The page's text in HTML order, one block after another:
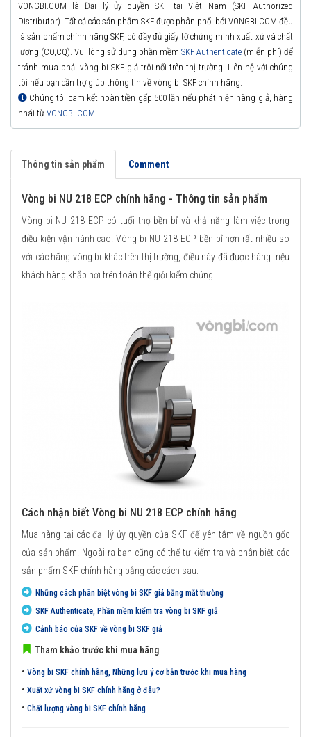
VONGBI.COM là Đại lý ủy quyền SKF tại Việt Nam (SKF Authorized
Distributor). Tất cả các sản phẩm SKF được phân phối bởi VONGBI.COM đều
là sản phẩm chính hãng SKF, có đầy đủ giấy tờ chứng minh xuất xứ và chất
lượng (CO,CQ). Vui lòng sử dụng phần mềm SKF Authenticate (miễn phí) để
tránh mua phải vòng bi SKF giả trôi nổi trên thị trường. Liên hệ với chúng
tôi nếu bạn cần trợ giúp thông tin về vòng bi SKF chính hãng.
Chúng tôi cam kết hoàn tiền gấp 500 lần nếu phát hiện hàng giả, hàng
nhái từ VONGBI.COM
Thông tin sản phẩm Comment
Vòng bi NU 218 ECP chính hãng - Thông tin sản phẩm
Vòng bi NU 218 ECP có tuổi thọ bền bỉ và khả năng làm việc trong
điều kiện vận hành cao. Vòng bi NU 218 ECP bền bỉ hơn rất nhiều so
với các hãng vòng bi khác trên thị trường, điều này đã được hàng triệu
khách hàng khắp nơi trên toàn thế giới kiểm chứng.
Cách nhận biết Vòng bi NU 218 ECP chính hãng
Mua hàng tại các đại lý ủy quyền của SKF để yên tâm về nguồn gốc
của sản phẩm. Ngoài ra bạn cũng có thể tự kiểm tra và phân biệt các
sản phẩm SKF chính hãng bằng các cách sau:
Những cách phân biệt vòng bi SKF giả bằng mắt thường
SKF Authenticate, Phần mềm kiểm tra vòng bi SKF giả
Cảnh báo của SKF về vòng bi SKF giả
Tham khảo trước khi mua hãng
• Vòng bi SKF chính hãng, Những lưu ý cơ bản trước khi mua hàng
• Xuất xứ vòng bi SKF chính hãng ở đâu?
• Chất lượng vòng bi SKF chính hãng